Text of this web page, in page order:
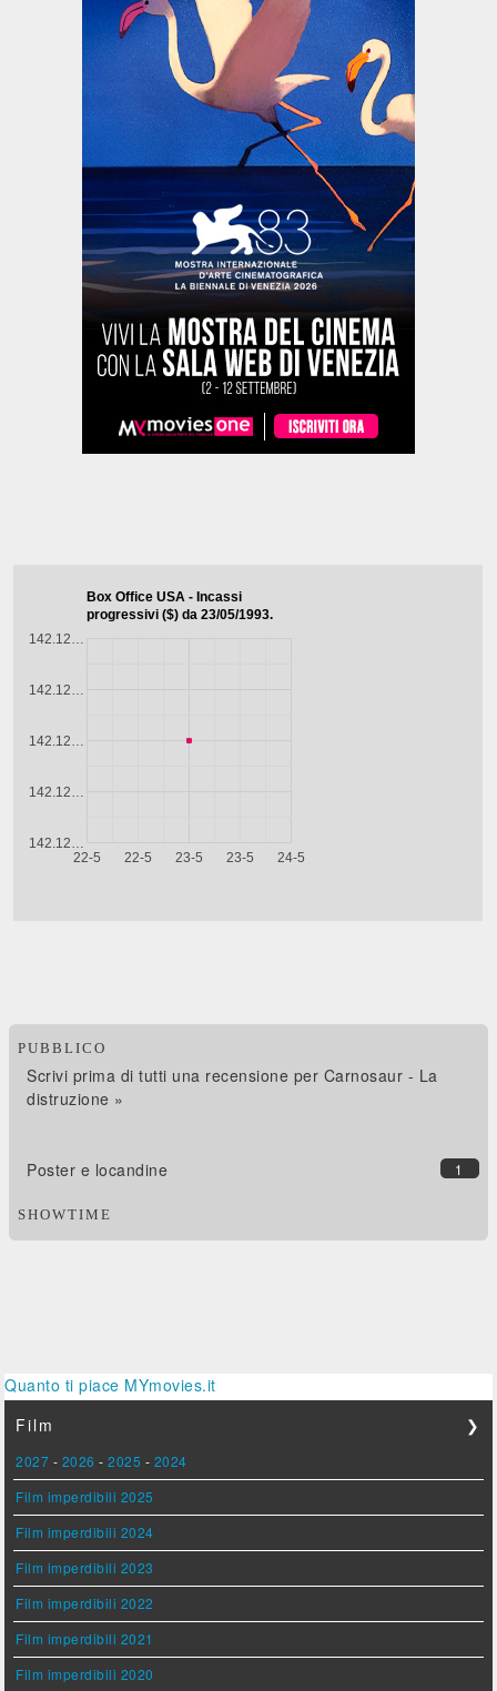
PUBBLICO
Scrivi prima di tutti una recensione per Carnosaur - La
distruzione »
1
Poster e locandine
SHOWTIME
Quanto ti piace MYmovies.it
Film
❯
2027 - 2026 -2025 - 2024
Film imperdibili 2025
Film imperdibili 2024
Film imperdibili 2023
Film imperdibili 2022
Film imperdibili 2021
Film imperdibili 2020